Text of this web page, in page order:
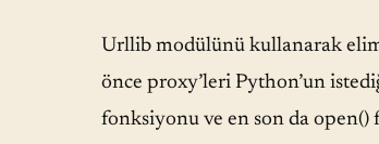
Urllib modülünü kullanarak
önce proxy’leri Python’un
fonksiyonu ve en son da